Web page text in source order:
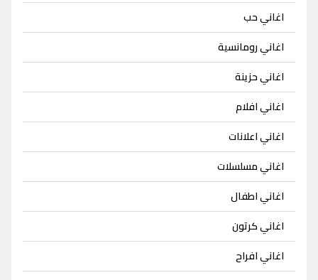
اغاني حب
اغاني رومانسية
اغاني حزينة
اغاني افلام
اغاني اعلانات
اغاني مسلسلات
اغاني اطفال
اغاني كرتون
اغاني افراح